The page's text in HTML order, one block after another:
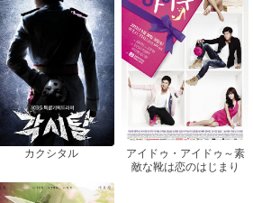
カクシタル
アイドゥ・アイドゥ～素
敵な靴は恋のはじまり